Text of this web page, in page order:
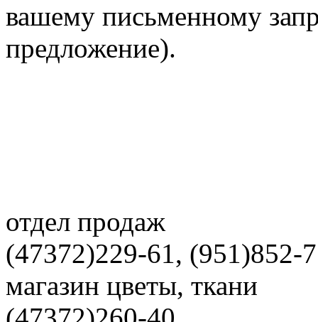
вашему письменному
предложение).
отдел продаж
(47372)229-61, (951)852-
магазин цветы, ткани